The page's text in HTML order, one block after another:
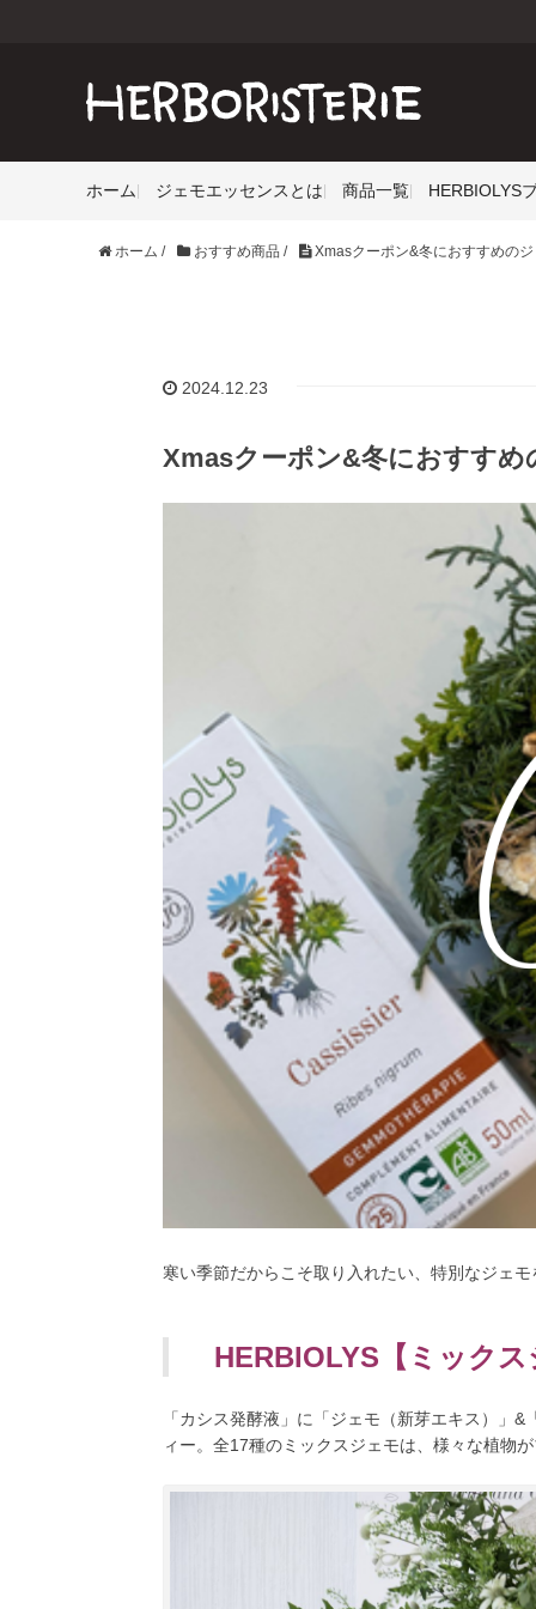
ホーム ジェモエッセンスとは 商品一覧 HERBIOLYS
ホーム / おすすめ商品 / Xmasクーポン&冬におすすめの
2024.12.23
Xmasクーポン&冬におすす
寒い季節だからこそ取り入れたい、特別なジェ
HERBIOLYS【ミック
「カシス発酵液」に「ジェモ（新芽エキス）」
ィー。全17種のミックスジェモは、様々な植物